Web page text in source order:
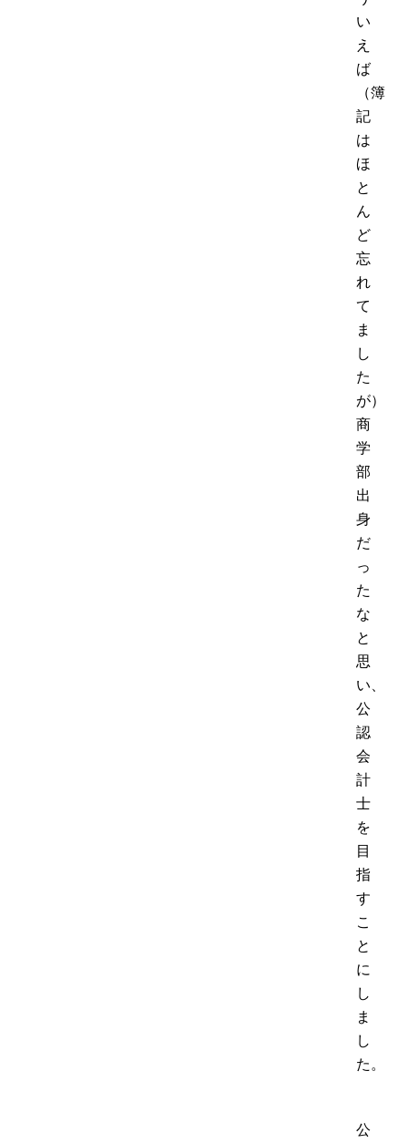
い
え
ば
（簿
記
は
ほ
と
ん
ど
忘
れ
て
ま
し
た
が）
商
学
部
出
身
だ
っ
た
な
と
思
い、
公
認
会
計
士
を
目
指
す
こ
と
に
し
ま
し
た。
公